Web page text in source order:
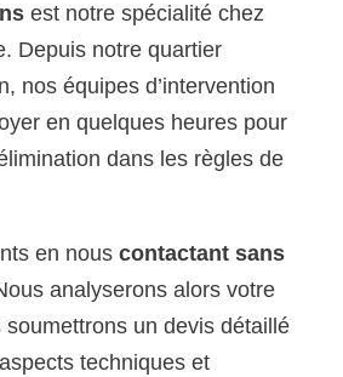
est notre spécialité chez
Depuis notre quartier
nos équipes d’intervention
en quelques heures pour
dans les règles de
en nouscontactant sans
analyserons alors votre
un devis détaillé
techniques et